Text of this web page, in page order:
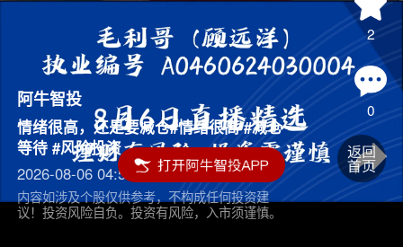
2
0
阿牛智投
情绪很高，还是要减仓#情绪很高 #减仓
等待 #风险投资
2026-08-06 04:55
内容如涉及个股仅供参考，不构成任何投资建
议！投资风险自负。投资有风险，入市须谨慎。